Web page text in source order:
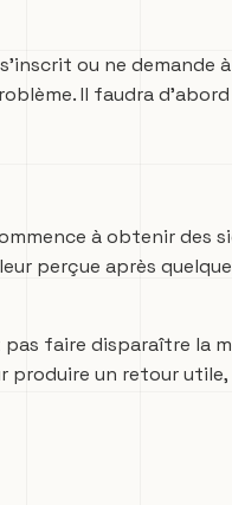
ou ne demande
Il faudra
à obtenir des
perçue après
faire disparaître la
un retour